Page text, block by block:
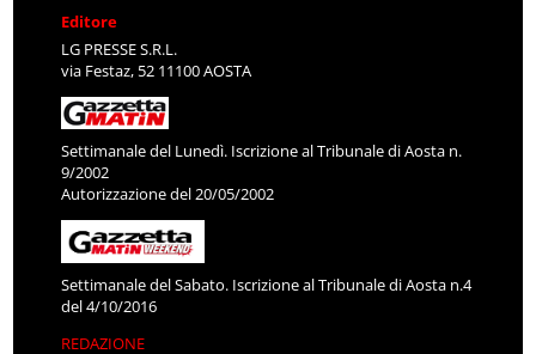
Editore
LG PRESSE S.R.L.
via Festaz, 52 11100 AOSTA
Settimanale del Lunedì. Iscrizione al Tribunale di Aosta n.
9/2002
Autorizzazione del 20/05/2002
Settimanale del Sabato. Iscrizione al Tribunale di Aosta n.4
del 4/10/2016
REDAZIONE